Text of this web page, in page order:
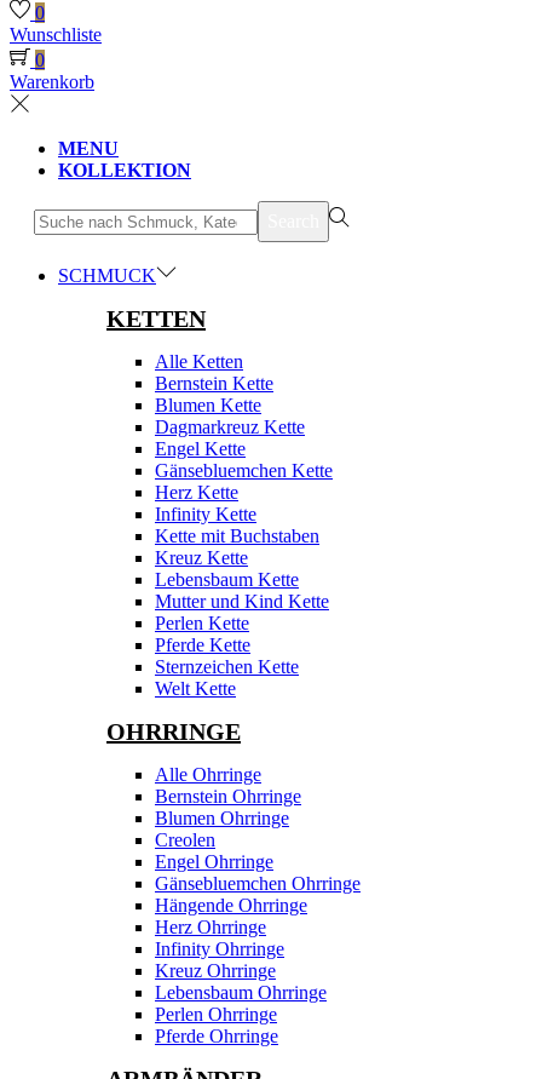
0
Wunschliste
0
Warenkorb
MENU
KOLLEKTION
suchen
nach>
SCHMUCK
KETTEN
Alle Ketten
Bernstein Kette
Blumen Kette
Dagmarkreuz Kette
Engel Kette
Gänsebluemchen Kette
Herz Kette
Infinity Kette
Kette mit Buchstaben
Kreuz Kette
Lebensbaum Kette
Mutter und Kind Kette
Perlen Kette
Pferde Kette
Sternzeichen Kette
Welt Kette
OHRRINGE
Alle Ohrringe
Bernstein Ohrringe
Blumen Ohrringe
Creolen
Engel Ohrringe
Gänsebluemchen Ohrringe
Hängende Ohrringe
Herz Ohrringe
Infinity Ohrringe
Kreuz Ohrringe
Lebensbaum Ohrringe
Perlen Ohrringe
Pferde Ohrringe